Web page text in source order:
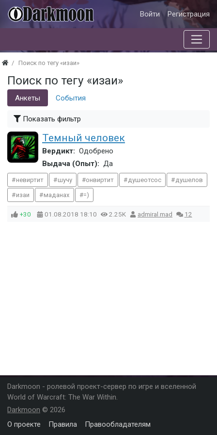
Войти Регистрация
Поиск по тегу «изаи»
Поиск по тегу «изаи»
Анкеты События
Показать фильтр
Темный человек
Вердикт: Одобрено
Выдача (Опыт): Да
невиртит шучу онвиртит душеотсос душелов
изаи маданах =)
+30 01.08.2018 18:10 2.25K admiral.mad 12
Darkmoon - ролевой проект-сервер по игре и вселенной
World of Warcraft: The War Within.
Darkmoon © 2026
О проекте
Правила Правообладателям